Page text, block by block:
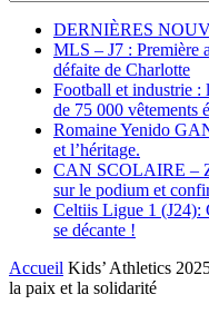
DERNIÈRES
MLS – J7 : Première
défaite de Charlotte
Football et industrie :
de 75 000 vêtements
Romaine Yenido
et l’héritage.
CAN SCOLAIRE –
sur le podium et
Celtiis Ligue 1 (J24):
se décante !
Accueil Kids’ Athletics
la paix et la solidarité